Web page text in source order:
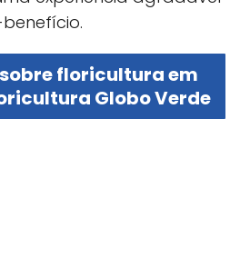
floricultura em
Globo Verde